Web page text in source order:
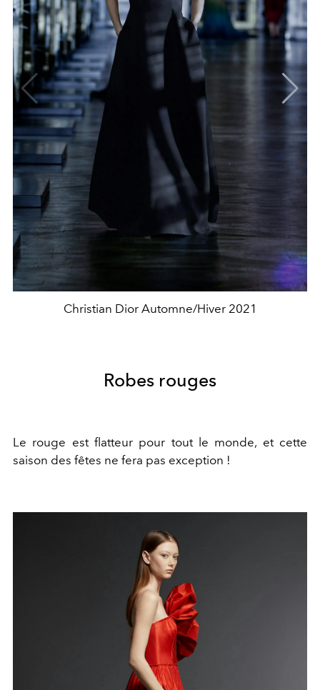
Christian Dior Automne/Hiver 2021
Robes rouges
Le rouge est flatteur pour tout le monde, et cette
saison des fêtes ne fera pas exception !